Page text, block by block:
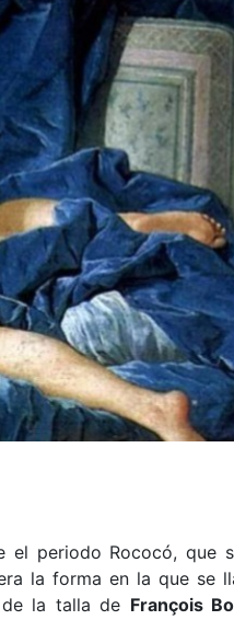
el periodo Rococó, que
la forma en la que se
la talla de François